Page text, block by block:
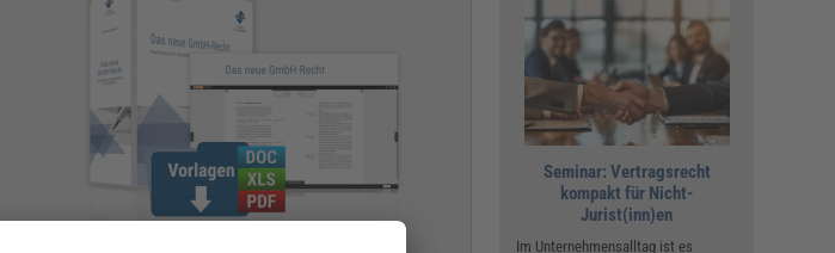
Seminar: Vertragsrecht
kompakt für Nicht-
Jurist(inn)en
Im Unternehmensalltag ist es